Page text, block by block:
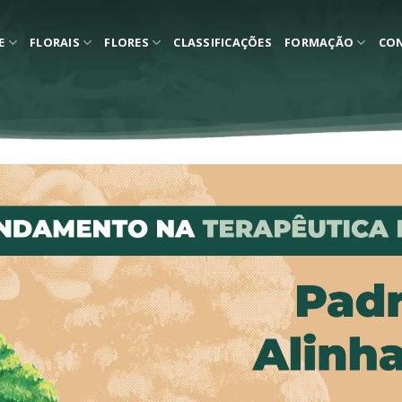
FLORAIS FLORES CLASSIFICAÇÕES FORMAÇÃO